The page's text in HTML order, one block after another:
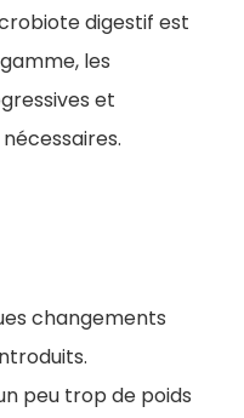
digestif est
les
et
changements
peu trop de poids